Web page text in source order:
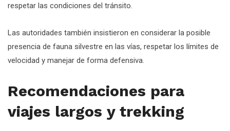
respetar las condiciones del tránsito.
Las autoridades también insistieron en considerar la posible
presencia de fauna silvestre en las vías, respetar los límites de
velocidad y manejar de forma defensiva.
Recomendaciones para
viajes largos y trekking